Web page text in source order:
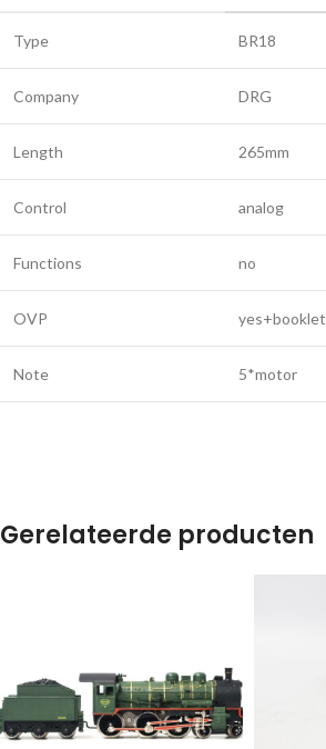
Type BR18
Company DRG
Length 265mm
Control analog
Functions no
OVP yes+booklet
Note 5*motor
Gerelateerde producten